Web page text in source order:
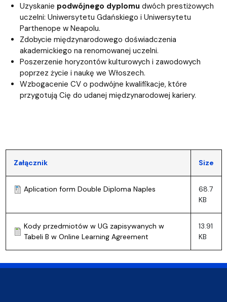
Uzyskanie podwójnego dyplomu dwóch prestiżowych
uczelni: Uniwersytetu Gdańskiego i Uniwersytetu
Parthenope w Neapolu.
Zdobycie międzynarodowego doświadczenia
akademickiego na renomowanej uczelni.
Poszerzenie horyzontów kulturowych i zawodowych
poprzez życie i naukę we Włoszech.
Wzbogacenie CV o podwójne kwalifikacje, które
przygotują Cię do udanej międzynarodowej kariery.
Załącznik Size
Aplication form Double Diploma Naples
68.7
KB
Kody przedmiotów w UG zapisywanych w
Tabeli B w Online Learning Agreement
13.91
KB